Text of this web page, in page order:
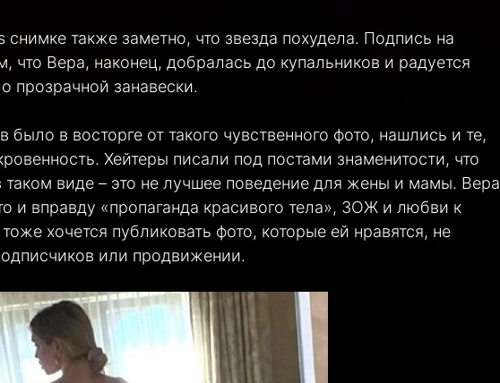
также заметно, что звезда похудела. Подпись на
что Вера, наконец, добралась до купальников и радуется
прозрачной занавески.
было в восторге от такого чувственного фото, нашлись и те,
Хейтеры писали под постами знаменитости, что
таком виде – это не лучшее поведение для жены и мамы. Вера
и вправду «пропаганда красивого тела», ЗОЖ и любви к
хочется публиковать фото, которые ей нравятся, не
или продвижении.